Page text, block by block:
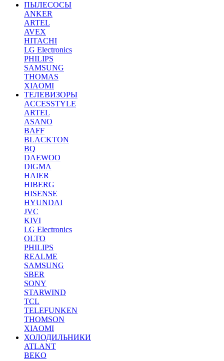
ПЫЛЕСОСЫ
ANKER
ARTEL
AVEX
HITACHI
LG Electronics
PHILIPS
SAMSUNG
THOMAS
XIAOMI
ТЕЛЕВИЗОРЫ
ACCESSTYLE
ARTEL
ASANO
BAFF
BLACKTON
BQ
DAEWOO
DIGMA
HAIER
HIBERG
HISENSE
HYUNDAI
JVC
KIVI
LG Electronics
OLTO
PHILIPS
REALME
SAMSUNG
SBER
SONY
STARWIND
TCL
TELEFUNKEN
THOMSON
XIAOMI
ХОЛОДИЛЬНИКИ
ATLANT
BEKO